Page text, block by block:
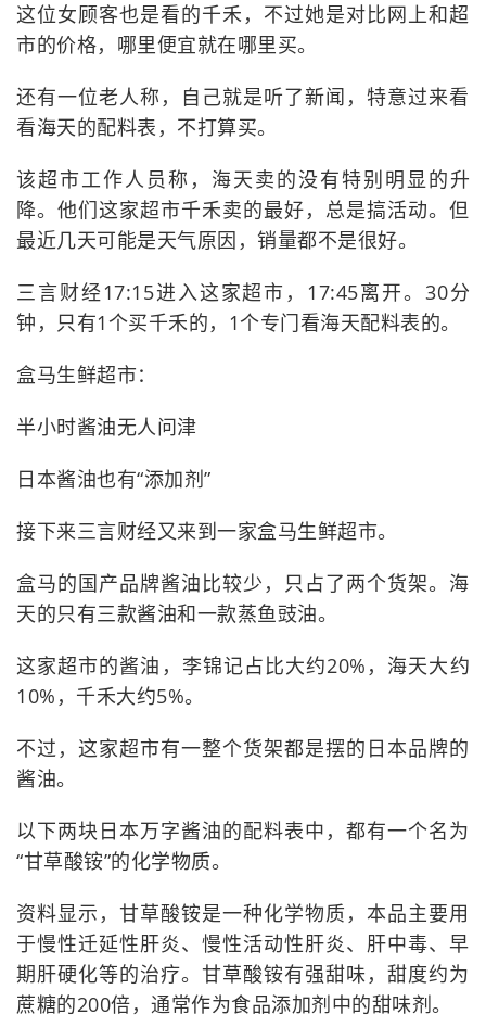
这位女顾客也是看的千禾，不过她是对比网上和超
市的价格，哪里便宜就在哪里买。
还有一位老人称，自己就是听了新闻，特意过来看
看海天的配料表，不打算买。
该超市工作人员称，海天卖的没有特别明显的升
降。他们这家超市千禾卖的最好，总是搞活动。但
最近几天可能是天气原因，销量都不是很好。
三言财经17:15进入这家超市，17:45离开。30分
钟，只有1个买千禾的，1个专门看海天配料表的。
盒马生鲜超市：
半小时酱油无人问津
日本酱油也有“添加剂”
接下来三言财经又来到一家盒马生鲜超市。
盒马的国产品牌酱油比较少，只占了两个货架。海
天的只有三款酱油和一款蒸鱼豉油。
这家超市的酱油，李锦记占比大约20%，海天大约
10%，千禾大约5%。
不过，这家超市有一整个货架都是摆的日本品牌的
酱油。
以下两块日本万字酱油的配料表中，都有一个名为
“甘草酸铵”的化学物质。
资料显示，甘草酸铵是一种化学物质，本品主要用
于慢性迁延性肝炎、慢性活动性肝炎、肝中毒、早
期肝硬化等的治疗。甘草酸铵有强甜味，甜度约为
蔗糖的200倍，通常作为食品添加剂中的甜味剂。